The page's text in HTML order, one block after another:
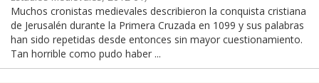
Muchos cronistas medievales describieron la conquista cristiana
de Jerusalén durante la Primera Cruzada en 1099 y sus palabras
han sido repetidas desde entonces sin mayor cuestionamiento.
Tan horrible como pudo haber ...